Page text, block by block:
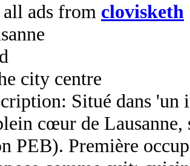
all ads from clovisketh
city centre
Situé dans 'un
cœur de Lausanne,
PEB). Première